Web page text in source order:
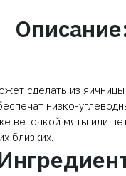
сделать из
низко-
веточкой мяты или
близких.